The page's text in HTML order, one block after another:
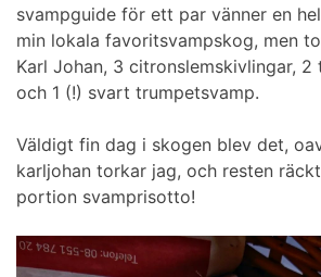
svampguide för ett par vänner en
min lokala favoritsvampskog, men
Karl Johan, 3 citronslemskivlingar,
och 1 (!) svart trumpetsvamp.
Väldigt fin dag i skogen blev det,
karljohan torkar jag, och resten
portion svamprisotto!